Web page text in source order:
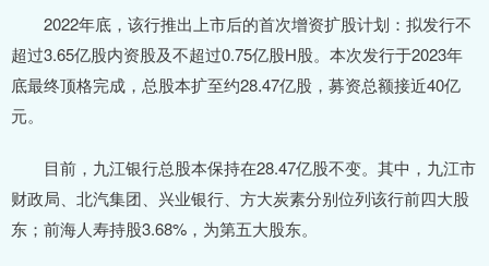
2022年底，该行推出上市后的首次增资扩股计划：拟发行不
超过3.65亿股内资股及不超过0.75亿股H股。本次发行于2023年
底最终顶格完成，总股本扩至约28.47亿股，募资总额接近40亿
元。
目前，九江银行总股本保持在28.47亿股不变。其中，九江市
财政局、北汽集团、兴业银行、方大炭素分别位列该行前四大股
东；前海人寿持股3.68%，为第五大股东。